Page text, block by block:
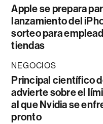
Apple se prepara
lanzamiento del
sorteo para
tiendas
NEGOCIOS
Principal científico
advierte sobre el
al que Nvidia se
pronto